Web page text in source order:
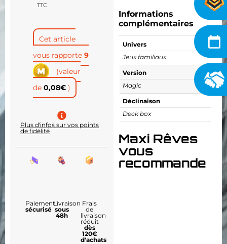
Informations
complémentaires
Univers
Jeux familiaux
Version
Magic
Déclinaison
Deck box
Maxi Rêves
vous
recommande
TTC
Cet article
vous rapporte 9
(valeur
de 0,08€ )
Plus d'infos sur vos points
de fidélité
Paiement
sécurisé
Livraison
sous
48h
Frais
de
livraison
réduit
dès
120€
d'achats